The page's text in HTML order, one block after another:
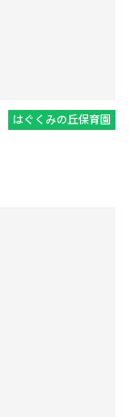
はぐくみの丘保育園